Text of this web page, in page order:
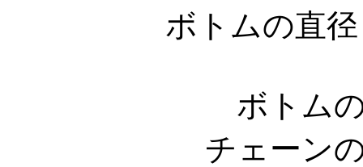
ボトムの直
ボトム
チェーン